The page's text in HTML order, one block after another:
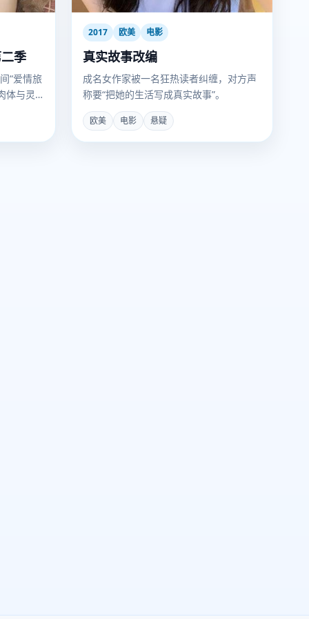
季
“爱情旅
体与灵
2017 欧美 电影
真实故事改编
成名女作家被一名狂热读者纠缠，对方声
称要“把她的生活写成真实故事”。
欧美 电影 悬疑